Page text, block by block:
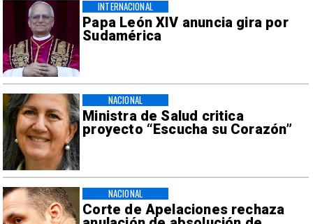
Papa León XIV anuncia gira por
Sudamérica
INTERNACIONAL
Ministra de Salud critica
proyecto “Escucha su Corazón”
NACIONAL
Corte de Apelaciones rechaza
NACIONAL